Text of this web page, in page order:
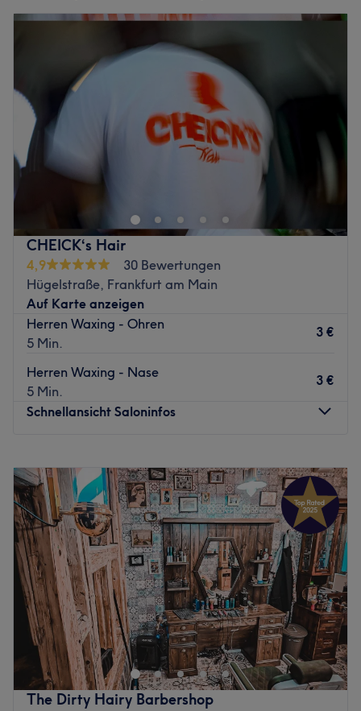
CHEICK‘s Hair
4,9
30 Bewertungen
Hügelstraße, Frankfurt am Main
Auf Karte anzeigen
Herren Waxing - Ohren
5 Min.
3 €
Herren Waxing - Nase
5 Min.
3 €
Schnellansicht Saloninfos
Dienstag
10:00–20:00
Mittwoch
10:00–20:00
Donnerstag
10:00–20:00
Freitag
10:00–20:00
Samstag
10:00–20:00
Sonntag
Geschlossen
Cheick‘s Hair in Frankfurt am Main ist ein Ort, an dem
jedes Detail zählt. Hier werden Looks kreiert, die die
natürliche Schönheit und Individualität der Kund:innen
unterstreichen. Gearbeitet wird ausschließlich mit
professioneller Haarpflege, die individuell auf dein Haar
abgestimmt wird - damit es gesund, glänzend und
The Dirty Hairy Barbershop